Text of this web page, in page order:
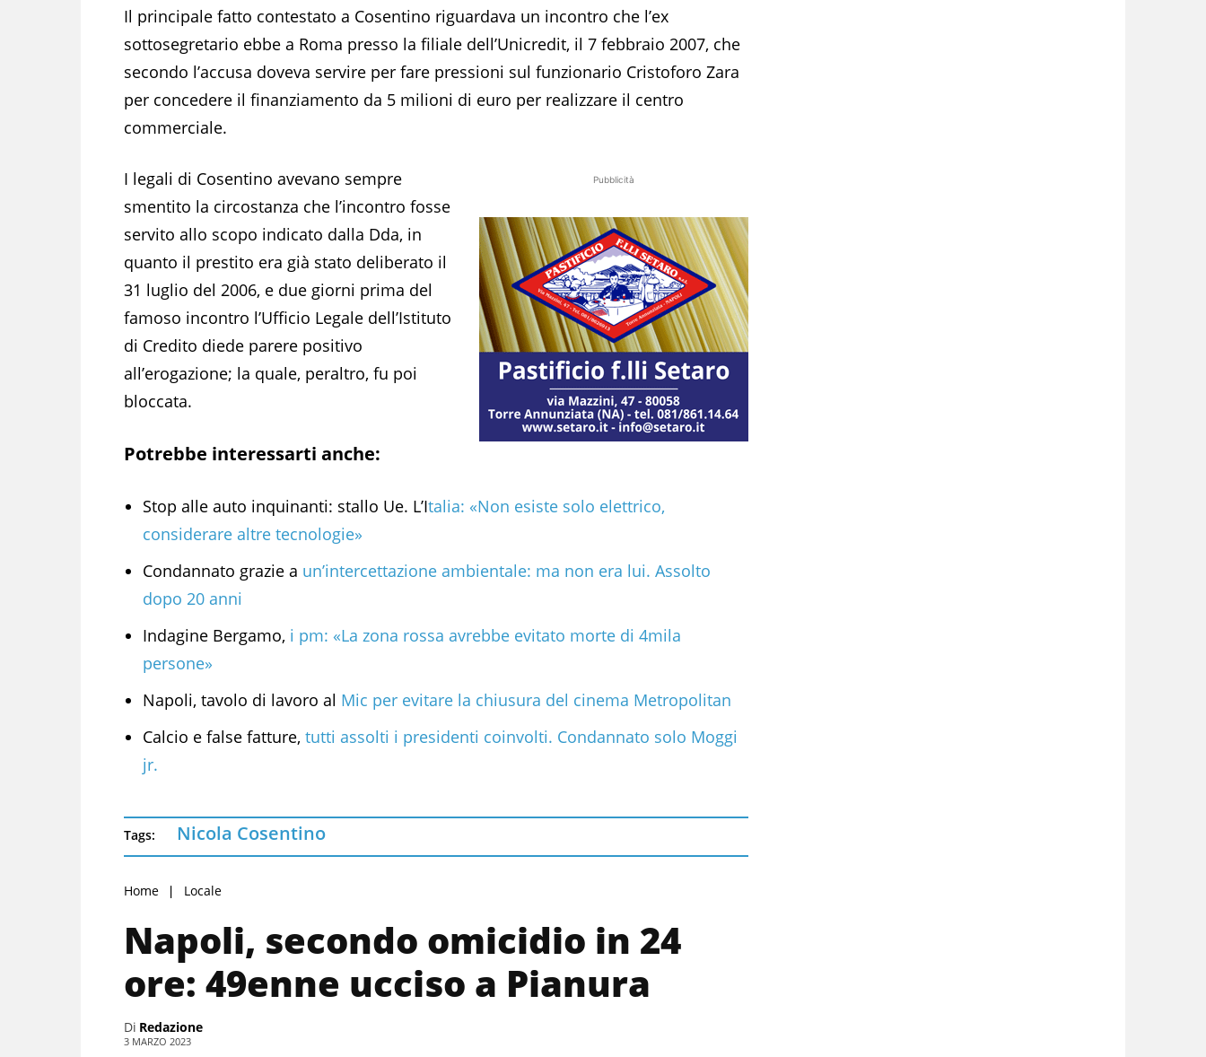
Il principale fatto contestato a Cosentino riguardava un incontro che l’ex
sottosegretario ebbe a Roma presso la filiale dell’Unicredit, il 7 febbraio 2007, che
secondo l’accusa doveva servire per fare pressioni sul funzionario Cristoforo Zara
per concedere il finanziamento da 5 milioni di euro per realizzare il centro
commerciale.
Pubblicità
I legali di Cosentino avevano sempre
smentito la circostanza che l’incontro fosse
servito allo scopo indicato dalla Dda, in
quanto il prestito era già stato deliberato il
31 luglio del 2006, e due giorni prima del
famoso incontro l’Ufficio Legale dell’Istituto
di Credito diede parere positivo
all’erogazione; la quale, peraltro, fu poi
bloccata.
Potrebbe interessarti anche:
Stop alle auto inquinanti: stallo Ue. L’Italia: «Non esiste solo elettrico,
considerare altre tecnologie»
Condannato grazie a un’intercettazione ambientale: ma non era lui. Assolto
dopo 20 anni
Indagine Bergamo, i pm: «La zona rossa avrebbe evitato morte di 4mila
persone»
Napoli, tavolo di lavoro al Mic per evitare la chiusura del cinema Metropolitan
Calcio e false fatture, tutti assolti i presidenti coinvolti. Condannato solo Moggi
jr.
Tags: Nicola Cosentino
Home Locale
Napoli, secondo omicidio in 24
ore: 49enne ucciso a Pianura
Di Redazione
3 MARZO 2023